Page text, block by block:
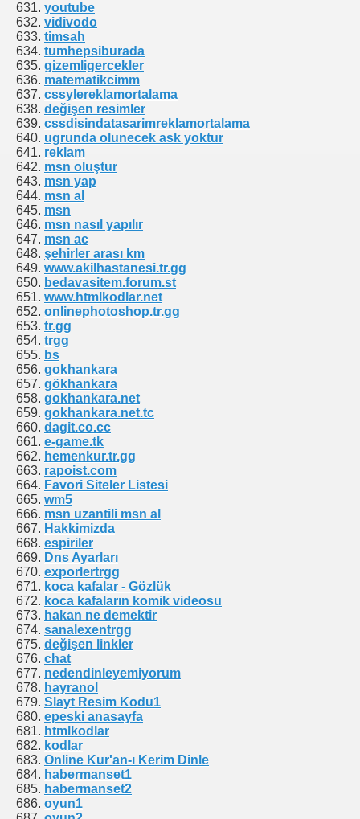
youtube
vidivodo
timsah
tumhepsiburada
gizemligercekler
matematikcimm
cssylereklamortalama
değişen resimler
cssdisindatasarimreklamortalama
ugrunda olunecek ask yoktur
reklam
msn oluştur
msn yap
msn al
msn
msn nasıl yapılır
msn ac
şehirler arası km
www.akilhastanesi.tr.gg
bedavasitem.forum.st
www.htmlkodlar.net
onlinephotoshop.tr.gg
tr.gg
trgg
bs
gokhankara
gökhankara
gokhankara.net
gokhankara.net.tc
dagit.co.cc
e-game.tk
hemenkur.tr.gg
rapoist.com
Favori Siteler Listesi
wm5
msn uzantili msn al
Hakkimizda
espiriler
Dns Ayarları
exporlertrgg
koca kafalar - Gözlük
koca kafaların komik videosu
hakan ne demektir
sanalexentrgg
değişen linkler
chat
nedendinleyemiyorum
hayranol
Slayt Resim Kodu1
epeski anasayfa
htmlkodlar
kodlar
Online Kur'an-ı Kerim Dinle
habermanset1
habermanset2
oyun1
KALDIĞINI GÖSTER